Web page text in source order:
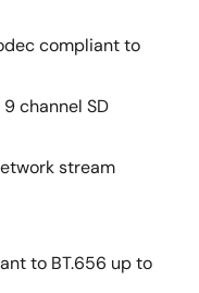
compliant to
channel SD
stream
to BT.656 up to